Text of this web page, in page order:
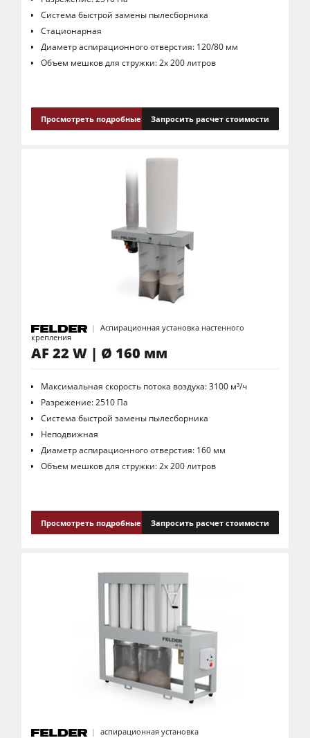
Система быстрой замены пылесборника
Стационарная
Диаметр аспирационного отверстия: 120/80 мм
Объем мешков для стружки: 2x 200 литров
Просмотреть подробные сведенияЗапросить расчет стоимости
Аспирационная установка настенного
крепления
AF 22 W | Ø 160 мм
Максимальная скорость потока воздуха: 3100 м³/ч
Разрежение: 2510 Па
Система быстрой замены пылесборника
Неподвижная
Диаметр аспирационного отверстия: 160 мм
Объем мешков для стружки: 2x 200 литров
Просмотреть подробные сведенияЗапросить расчет стоимости
аспирационная установка